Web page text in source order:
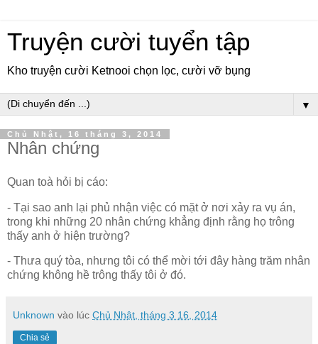
Truyện cười tuyển tập
Kho truyện cười Ketnooi chọn lọc, cười vỡ bụng
▼
Chủ Nhật, 16 tháng 3, 2014
Nhân chứng
Quan toà hỏi bị cáo:
- Tại sao anh lại phủ nhận việc có mặt ở nơi xảy ra vụ án,
trong khi những 20 nhân chứng khẳng định rằng họ trông
thấy anh ở hiện trường?
- Thưa quý tòa, nhưng tôi có thể mời tới đây hàng trăm nhân
chứng không hề trông thấy tôi ở đó.
Unknown vào lúc Chủ Nhật, tháng 3 16, 2014
Chia sẻ